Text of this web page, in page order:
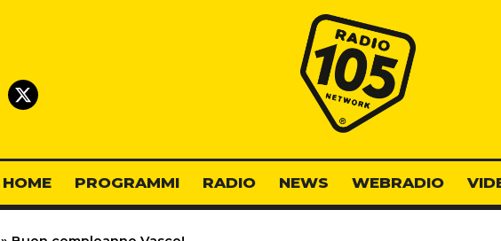
Radio 105
HOME PROGRAMMI RADIO NEWS WEBRADIO